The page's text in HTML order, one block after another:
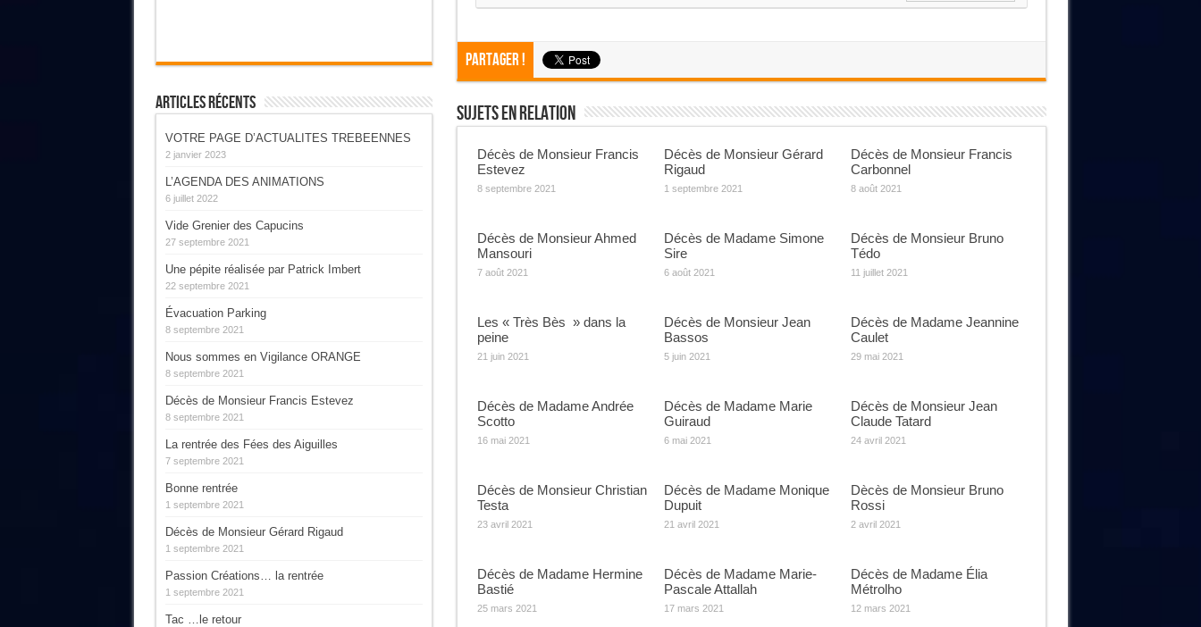
Partager !
Sujets En Relation
Décès de Monsieur Francis
Estevez
8 septembre 2021
Décès de Monsieur Gérard
Rigaud
1 septembre 2021
Décès de Monsieur Francis
Carbonnel
8 août 2021
Décès de Monsieur Ahmed
Mansouri
7 août 2021
Décès de Madame Simone
Sire
6 août 2021
Décès de Monsieur Bruno
Tédo
11 juillet 2021
Les « Très Bès » dans la
peine
21 juin 2021
Décès de Monsieur Jean
Bassos
5 juin 2021
Décès de Madame Jeannine
Caulet
29 mai 2021
Décès de Madame Andrée
Scotto
16 mai 2021
Décès de Madame Marie
Guiraud
6 mai 2021
Décès de Monsieur Jean
Claude Tatard
24 avril 2021
Décès de Monsieur Christian
Testa
23 avril 2021
Décès de Madame Monique
Dupuit
21 avril 2021
Dècès de Monsieur Bruno
Rossi
2 avril 2021
Décès de Madame Hermine
Bastié
25 mars 2021
Décès de Madame Marie-
Pascale Attallah
17 mars 2021
Décès de Madame Élia
Métrolho
12 mars 2021
Articles Récents
VOTRE PAGE D’ACTUALITES TREBEENNES
2 janvier 2023
L’AGENDA DES ANIMATIONS
6 juillet 2022
Vide Grenier des Capucins
27 septembre 2021
Une pépite réalisée par Patrick Imbert
22 septembre 2021
Évacuation Parking
8 septembre 2021
Nous sommes en Vigilance ORANGE
8 septembre 2021
Décès de Monsieur Francis Estevez
8 septembre 2021
La rentrée des Fées des Aiguilles
7 septembre 2021
Bonne rentrée
1 septembre 2021
Décès de Monsieur Gérard Rigaud
1 septembre 2021
Passion Créations… la rentrée
1 septembre 2021
Tac …le retour